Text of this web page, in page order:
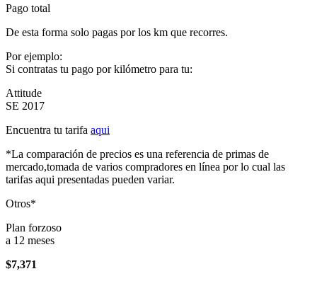
Pago total
De esta forma solo pagas por los km que recorres.
Por ejemplo:
Si contratas tu pago por kilómetro para tu:
Attitude
SE 2017
Encuentra tu tarifa aqui
*La comparación de precios es una referencia de primas de
mercado,tomada de varios compradores en línea por lo cual las
tarifas aqui presentadas pueden variar.
Otros*
Plan forzoso
a 12 meses
$7,371